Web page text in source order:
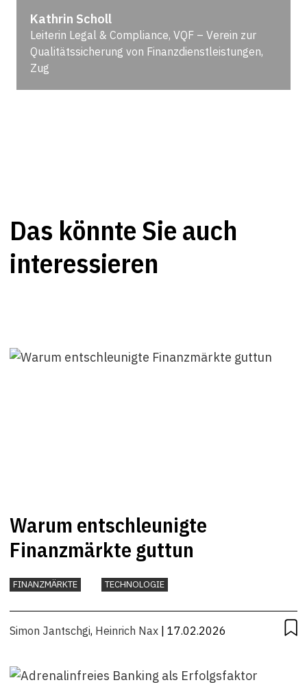
Kathrin Scholl
Leiterin Legal & Compliance, VQF – Verein zur
Qualitätssicherung von Finanzdienstleistungen,
Zug
Das könnte Sie auch
interessieren
Warum entschleunigte
Finanzmärkte guttun
FINANZMÄRKTE TECHNOLOGIE
Simon Jantschgi, Heinrich Nax | 17.02.2026